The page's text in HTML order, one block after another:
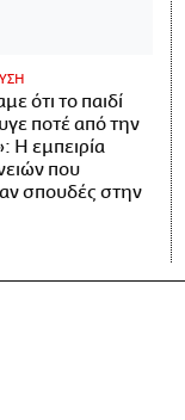
ότι το παιδί
ποτέ από την
Η εμπειρία
που
σπουδές στην